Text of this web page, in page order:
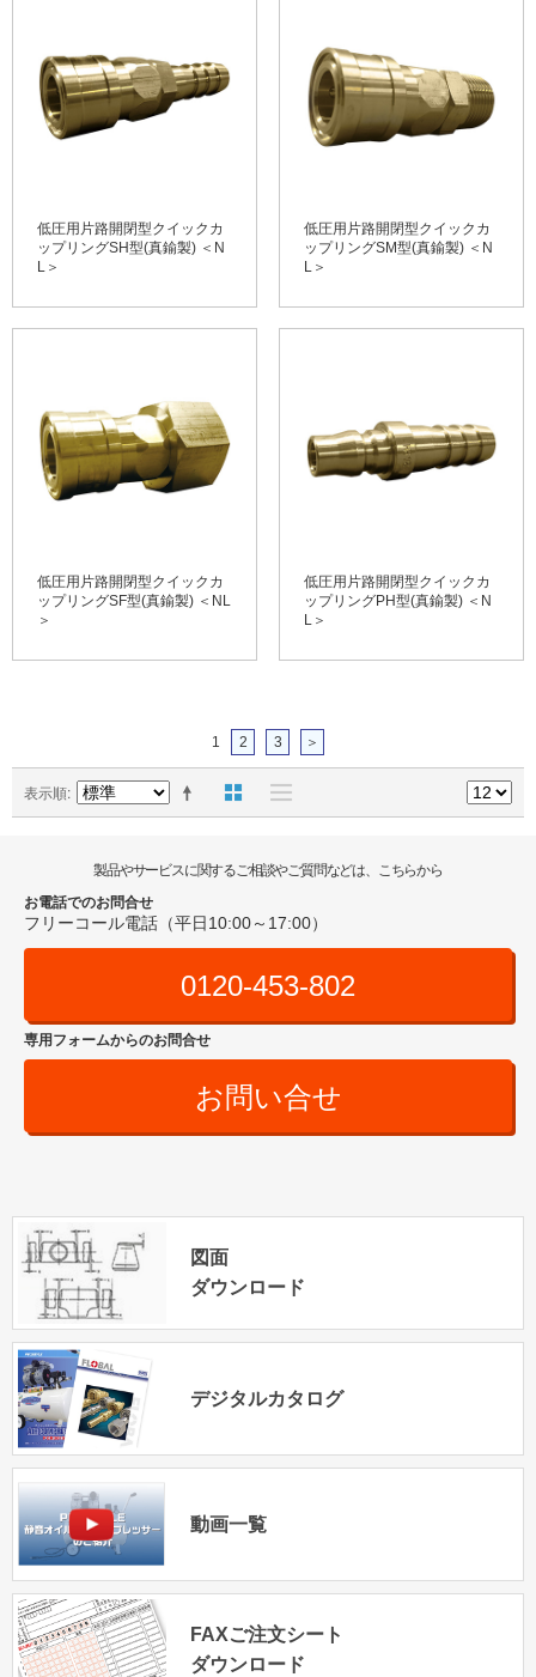
低圧用片路開閉型クイックカ
ップリングSH型(真鍮製) ＜N
L＞
低圧用片路開閉型クイックカ
ップリングSM型(真鍮製) ＜N
L＞
低圧用片路開閉型クイックカ
ップリングSF型(真鍮製) ＜NL
＞
低圧用片路開閉型クイックカ
ップリングPH型(真鍮製) ＜N
L＞
1 2 3 ＞
表示順
製品やサービスに関するご相談やご質問などは、こちらから
お電話でのお問合せ
フリーコール電話（平日10:00～17:00）
0120-453-802
専用フォームからのお問合せ
お問い合せ
図面
ダウンロード
デジタルカタログ
動画一覧
FAXご注文シート
ダウンロード